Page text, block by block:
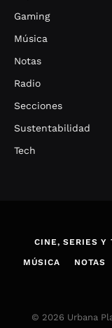
Gaming
Música
Notas
Radio
Secciones
Sustentabilidad
Tech
CINE, SERIES Y
MÚSICA NOTAS
© 2026 Urbana